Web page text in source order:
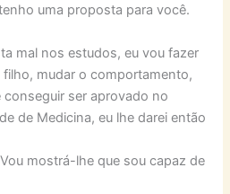
uma proposta para você.
mal nos estudos, eu vou fazer
mudar o comportamento,
ser aprovado no
de Medicina, eu lhe darei então
mostrá-lhe que sou capaz de